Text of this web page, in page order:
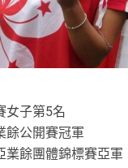
女子第5名
餘公開賽冠軍
業餘團體錦標賽亞軍